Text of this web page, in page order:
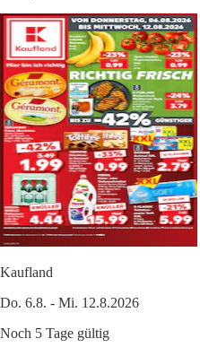
Kaufland
Do. 6.8. - Mi. 12.8.2026
Noch 5 Tage gültig